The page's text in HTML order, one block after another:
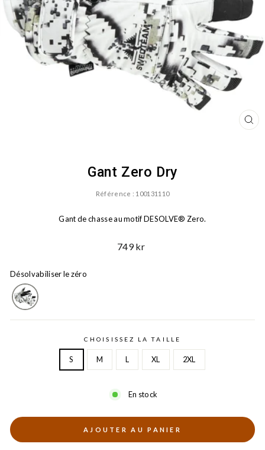
Gant Zero Dry
Référence : 100131110
Gant de chasse au motif DESOLVE® Zero.
Mot.
749 kr
Désolvabiliser le zéro
CHOISISSEZ LA TAILLE
S M L XL 2XL
En stock
AJOUTER AU PANIER